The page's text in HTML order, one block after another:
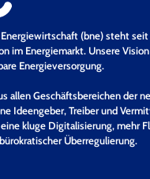
(bne) steht
im Energiemarkt. Unsere
Energieversorgung.
allen Geschäftsbereichen der
Ideengeber, Treiber und
kluge Digitalisierung, mehr
Überregulierung.